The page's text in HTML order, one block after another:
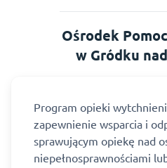
Ośrodek
w Gródku
Program opieki
zapewnienie wsparcia i
sprawującym opiekę nad
niepełnosprawnościami